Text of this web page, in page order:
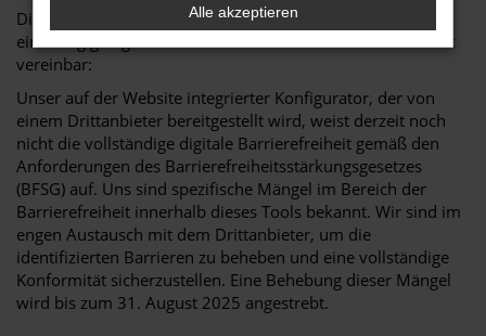
Die nachstehend aufgeführten Inhalte sind nicht mit den
einschlägigen gesetzlichen Vorschriften zur Barrierefreiheit
vereinbar:
Unser auf der Website integrierter Konfigurator, der von
einem Drittanbieter bereitgestellt wird, weist derzeit noch
nicht die vollständige digitale Barrierefreiheit gemäß den
Anforderungen des Barrierefreiheitsstärkungsgesetzes
(BFSG) auf. Uns sind spezifische Mängel im Bereich der
Barrierefreiheit innerhalb dieses Tools bekannt. Wir sind im
engen Austausch mit dem Drittanbieter, um die
identifizierten Barrieren zu beheben und eine vollständige
Konformität sicherzustellen. Eine Behebung dieser Mängel
wird bis zum 31. August 2025 angestrebt.
Alle akzeptieren